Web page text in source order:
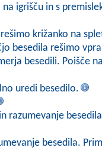
igrišču in s
križanko na
besedila rešimo
besedili. Poišče
uredi besedilo.
razumevanje
besedila.